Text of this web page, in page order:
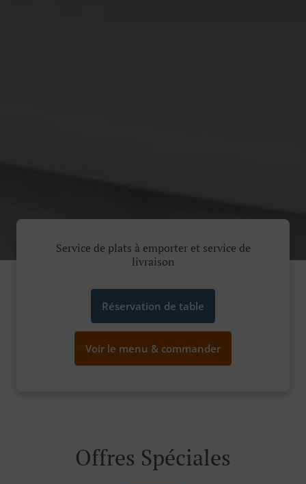
Service de plats à emporter et service de
livraison
Réservation de table
Voir le menu & commander
Offres Spéciales